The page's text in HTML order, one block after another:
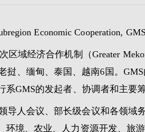
Economic Cooperation, GMS
域经济合作机制（Greater
挝、缅甸、泰国、越南6国。
GMS的发起者、协调者和主要筹
导人会议、部长级会议和各领域
境、农业、人力资源开发、旅